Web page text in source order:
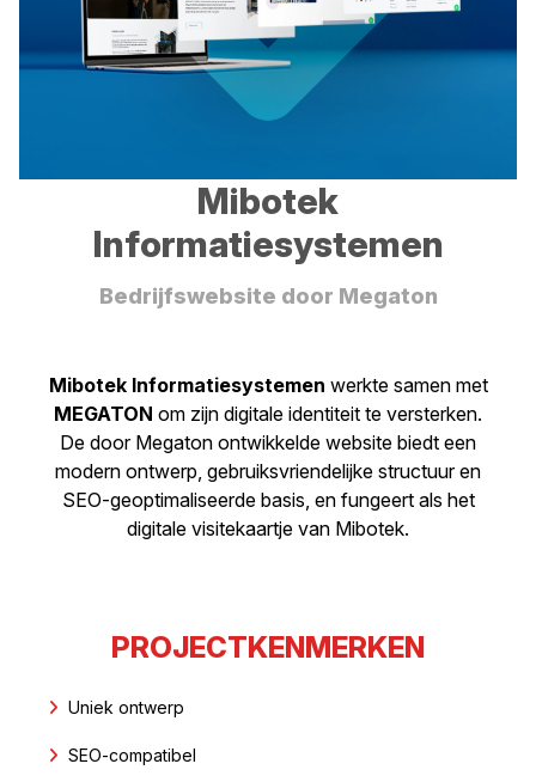
Mibotek
Informatiesystemen
Bedrijfswebsite door Megaton
Mibotek Informatiesystemen werkte samen met
MEGATON om zijn digitale identiteit te versterken.
De door Megaton ontwikkelde website biedt een
modern ontwerp, gebruiksvriendelijke structuur en
SEO-geoptimaliseerde basis, en fungeert als het
digitale visitekaartje van Mibotek.
PROJECTKENMERKEN
Uniek ontwerp
SEO-compatibel